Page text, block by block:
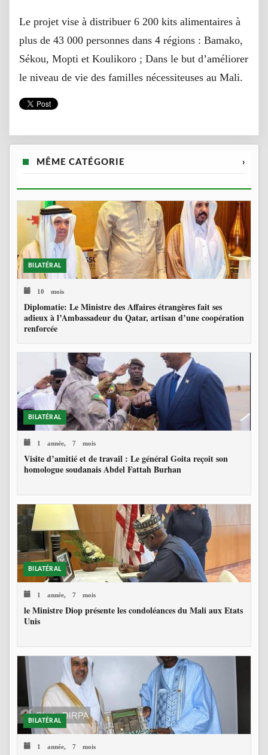
Le projet vise à distribuer 6 200 kits alimentaires à
plus de 43 000 personnes dans 4 régions : Bamako,
Sékou, Mopti et Koulikoro ; Dans le but d’améliorer
le niveau de vie des familles nécessiteuses au Mali.
MÊME CATÉGORIE ›
BILATÉRAL
10 mois
Diplomatie: Le Ministre des Affaires étrangères fait ses
adieux à l’Ambassadeur du Qatar, artisan d’une coopération
renforcée
BILATÉRAL
1 année, 7 mois
Visite d’amitié et de travail : Le général Goita reçoit son
homologue soudanais Abdel Fattah Burhan
BILATÉRAL
1 année, 7 mois
le Ministre Diop présente les condoléances du Mali aux Etats
Unis
BILATÉRAL
1 année, 7 mois